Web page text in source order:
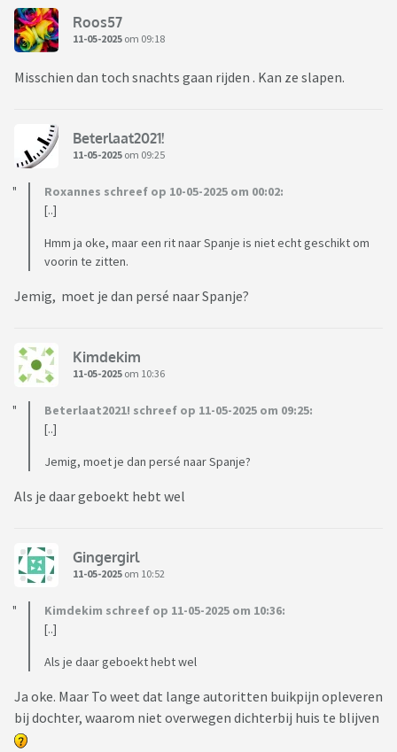
Roos57
11-05-2025 om 09:18
Misschien dan toch snachts gaan rijden . Kan ze slapen.
Beterlaat2021!
11-05-2025 om 09:25
Roxannes schreef op 10-05-2025 om 00:02:
[..]
Hmm ja oke, maar een rit naar Spanje is niet echt geschikt om
voorin te zitten.
Jemig, moet je dan persé naar Spanje?
Kimdekim
11-05-2025 om 10:36
Beterlaat2021! schreef op 11-05-2025 om 09:25:
[..]
Jemig, moet je dan persé naar Spanje?
Als je daar geboekt hebt wel
Gingergirl
11-05-2025 om 10:52
Kimdekim schreef op 11-05-2025 om 10:36:
[..]
Als je daar geboekt hebt wel
Ja oke. Maar To weet dat lange autoritten buikpijn opleveren
bij dochter, waarom niet overwegen dichterbij huis te blijven